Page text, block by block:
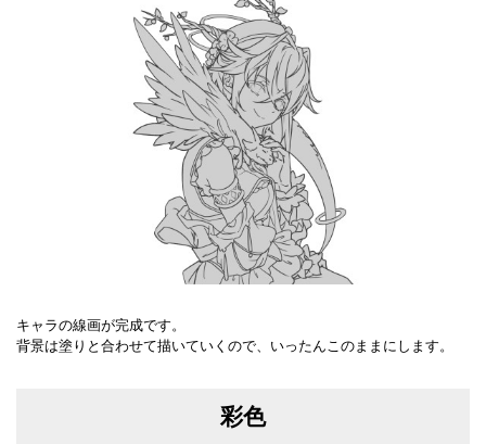
キャラの線画が完成です。
背景は塗りと合わせて描いていくので、いったんこのままにします。
彩色